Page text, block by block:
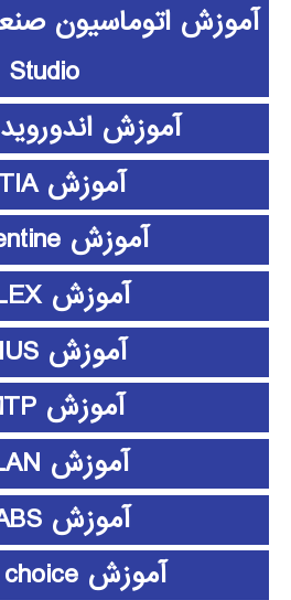
Studio
آموزش اندوروید android
آموزش CATIA
آموزش clementine
آموزش CPLEX
آموزش EDIUS
آموزش EMTP
آموزش ePLAN
آموزش ETABS
آموزش expert choice